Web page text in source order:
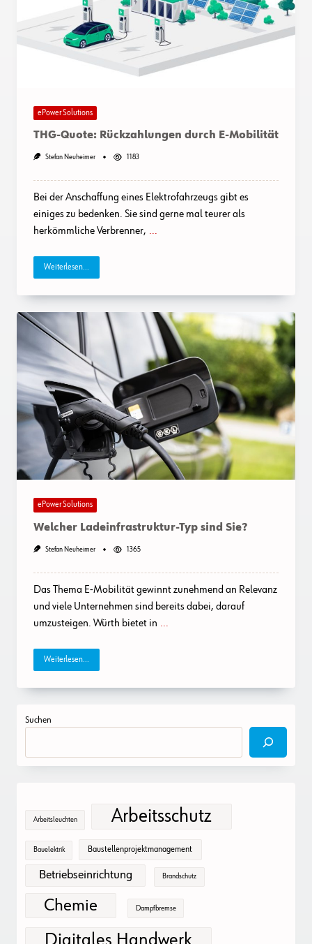
ePower Solutions
THG-Quote: Rückzahlungen durch E-Mobilität
Stefan Neuheimer 1183
Bei der Anschaffung eines Elektrofahrzeugs gibt es
einiges zu bedenken. Sie sind gerne mal teurer als
herkömmliche Verbrenner, ...
Weiterlesen...
ePower Solutions
Welcher Ladeinfrastruktur-Typ sind Sie?
Stefan Neuheimer 1365
Das Thema E-Mobilität gewinnt zunehmend an Relevanz
und viele Unternehmen sind bereits dabei, darauf
umzusteigen. Würth bietet in ...
Weiterlesen...
Suchen
Arbeitsleuchten Arbeitsschutz
Bauelektrik Baustellenprojektmanagement
Betriebseinrichtung Brandschutz
Chemie Dampfbremse